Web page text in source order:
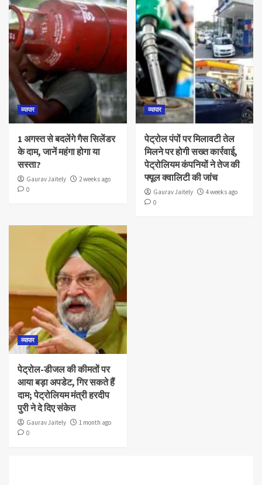
व्यापार
1 अगस्त से बदलेंगे गैस सिलेंडर
के दाम, जानें महंगा होगा या
सस्ता?
Gaurav Jaitely
2 weeks ago
0
व्यापार
पेट्रोल पंपों पर मिलावटी तेल
मिलने पर होगी सख्त कार्रवाई,
पेट्रोलियम कंपनियों ने तेज की
फ्यूल क्वालिटी की जांच
Gaurav Jaitely
4 weeks ago
0
व्यापार
पेट्रोल-डीजल की कीमतों पर
आया बड़ा अपडेट, गिर सकते हैं
दाम; पेट्रोलियम मंत्री हरदीप
पुरी ने दे दिए संकेत
Gaurav Jaitely
1 month ago
0